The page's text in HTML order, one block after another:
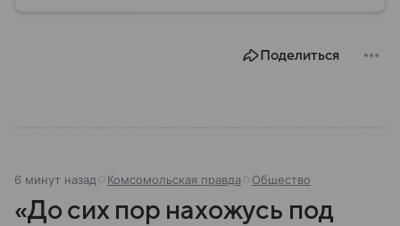
Поделиться
6 минут назад Комсомольская правда Общество
«До сих пор нахожусь под